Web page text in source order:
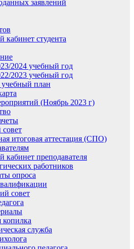
заявлений
кабинет студента
2024 учебный год
2023 учебный год
план
(Ноябрь 2023 г)
совет
итоговая аттестация (СПО)
кабинет преподавателя
работников
опроса
совет
копилка
служба